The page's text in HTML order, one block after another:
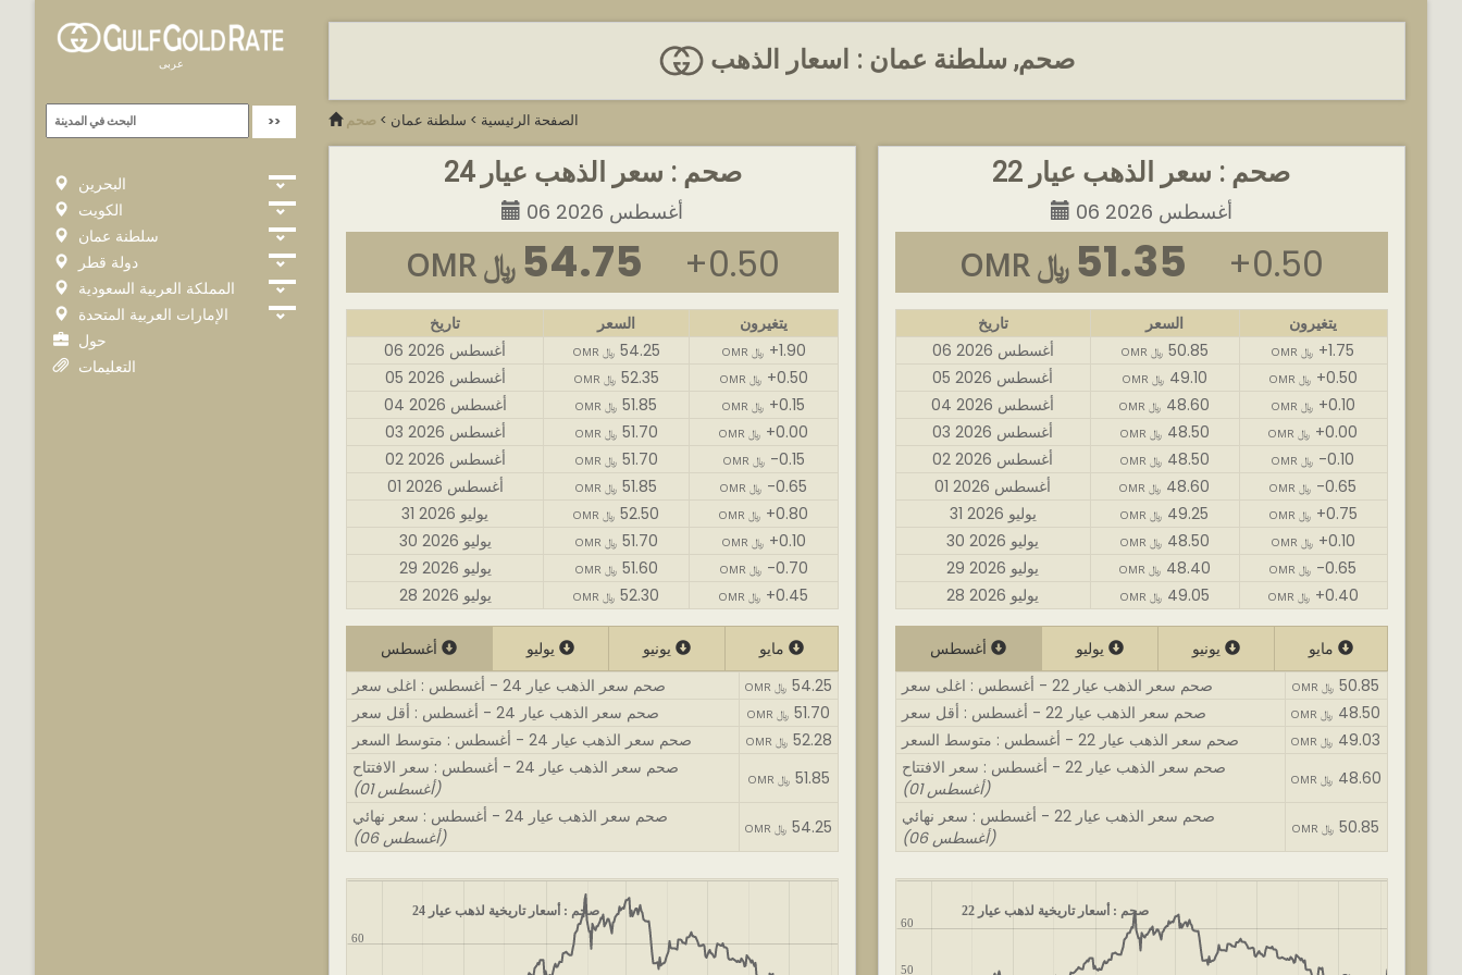
عربى
البحرين
الكويت
سلطنة عمان
دولة قطر
المملكة العربية السعودية
الإمارات العربية المتحدة
حول
التعليمات
صحم, سلطنة عمان : اسعار الذهب
الصفحة الرئيسية > سلطنة عمان > صحم
صحم : سعر الذهب عيار 24
06 أغسطس 2026
OMR ﷼ 54.75 +0.50
تاريخ السعر
يتغيرون
06 أغسطس 2026
OMR ﷼ 54.25 OMR ﷼ +1.90
05 أغسطس 2026
OMR ﷼ 52.35 OMR ﷼ +0.50
04 أغسطس 2026
OMR ﷼ 51.85 OMR ﷼ +0.15
03 أغسطس 2026
OMR ﷼ 51.70 OMR ﷼ +0.00
02 أغسطس 2026
OMR ﷼ 51.70 OMR ﷼ -0.15
01 أغسطس 2026
OMR ﷼ 51.85 OMR ﷼ -0.65
31 يوليو 2026
OMR ﷼ 52.50 OMR ﷼ +0.80
30 يوليو 2026
OMR ﷼ 51.70 OMR ﷼ +0.10
29 يوليو 2026
OMR ﷼ 51.60 OMR ﷼ -0.70
28 يوليو 2026
OMR ﷼ 52.30 OMR ﷼ +0.45
صحم سعر الذهب عيار 24 - أغسطس : اغلى سعر
OMR ﷼ 54.25
صحم سعر الذهب عيار 24 - أغسطس : أقل سعر
OMR ﷼ 51.70
صحم سعر الذهب عيار 24 - أغسطس : متوسط السعر
OMR ﷼ 52.28
صحم سعر الذهب عيار 24 - أغسطس : سعر الافتتاح
(01 أغسطس)
OMR ﷼ 51.85
صحم سعر الذهب عيار 24 - أغسطس : سعر نهائي
(06 أغسطس)
OMR ﷼ 54.25
صحم : أسعار تاريخية لذهب عيار 24
60
صحم : سعر الذهب عيار 22
06 أغسطس 2026
OMR ﷼ 51.35 +0.50
تاريخ السعر
يتغيرون
06 أغسطس 2026
OMR ﷼ 50.85 OMR ﷼ +1.75
05 أغسطس 2026
OMR ﷼ 49.10 OMR ﷼ +0.50
04 أغسطس 2026
OMR ﷼ 48.60 OMR ﷼ +0.10
03 أغسطس 2026
OMR ﷼ 48.50 OMR ﷼ +0.00
02 أغسطس 2026
OMR ﷼ 48.50 OMR ﷼ -0.10
01 أغسطس 2026
OMR ﷼ 48.60 OMR ﷼ -0.65
31 يوليو 2026
OMR ﷼ 49.25 OMR ﷼ +0.75
30 يوليو 2026
OMR ﷼ 48.50 OMR ﷼ +0.10
29 يوليو 2026
OMR ﷼ 48.40 OMR ﷼ -0.65
28 يوليو 2026
OMR ﷼ 49.05 OMR ﷼ +0.40
صحم سعر الذهب عيار 22 - أغسطس : اغلى سعر
OMR ﷼ 50.85
صحم سعر الذهب عيار 22 - أغسطس : أقل سعر
OMR ﷼ 48.50
صحم سعر الذهب عيار 22 - أغسطس : متوسط السعر
OMR ﷼ 49.03
صحم سعر الذهب عيار 22 - أغسطس : سعر الافتتاح
(01 أغسطس)
OMR ﷼ 48.60
صحم سعر الذهب عيار 22 - أغسطس : سعر نهائي
(06 أغسطس)
OMR ﷼ 50.85
صحم : أسعار تاريخية لذهب عيار 22
50
60